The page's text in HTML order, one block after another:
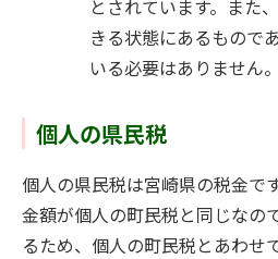
とされています。また
きる状態にあるもので
いる必要はありません。
個人の県民税
個人の県民税は宮崎県の税金で
金額が個人の町民税と同じなの
るため、個人の町民税とあわせ